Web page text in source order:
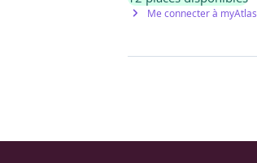
Me connecter à myAtlas